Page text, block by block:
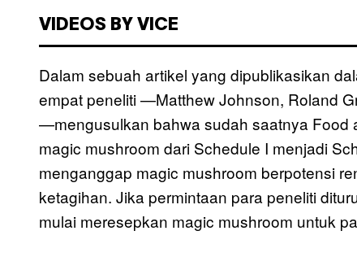
VIDEOS BY VICE
Dalam sebuah artikel yang dipublikasikan
empat peneliti —Matthew Johnson, Roland
—mengusulkan bahwa sudah saatnya Food
magic mushroom dari Schedule I menjadi
menganggap magic mushroom berpotensi
ketagihan. Jika permintaan para peneliti
mulai meresepkan magic mushroom untuk